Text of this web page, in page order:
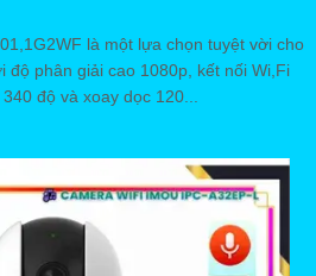
là một lựa chọn tuyệt vời cho
độ phân giải cao 1080p, kết nối Wi,Fi
độ và xoay dọc 120...